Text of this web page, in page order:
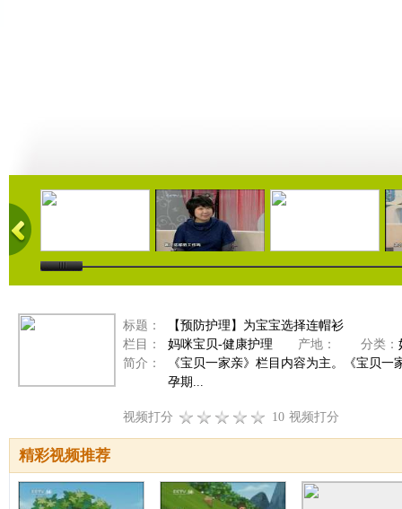
08:23 49:36 16:03
标题：
【预防护理】为宝宝选择连帽衫
栏目：
妈咪宝贝-健康护理 产地： 分类：
简介：
《宝贝一家亲》栏目内容为主。《宝贝
孕期...
视频打分 10 视频打分
精彩视频推荐